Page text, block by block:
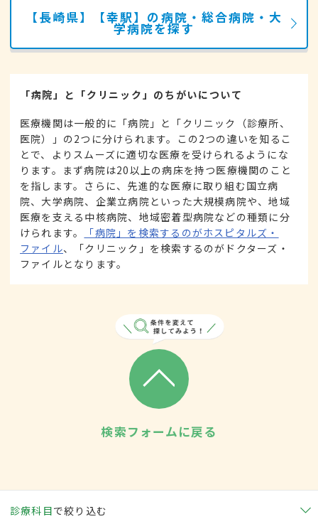
【長崎県】【幸駅】の病院・総合病院・大
学病院を探す
「病院」と「クリニック」のちがいについて
医療機関は一般的に「病院」と「クリニック（診療所、
医院）」の2つに分けられます。この2つの違いを知るこ
とで、よりスムーズに適切な医療を受けられるようにな
ります。まず病院は20以上の病床を持つ医療機関のこと
を指します。さらに、先進的な医療に取り組む国立病
院、大学病院、企業立病院といった大規模病院や、地域
医療を支える中核病院、地域密着型病院などの種類に分
けられます。
「病院」を検索するのがホスピタルズ・
ファイル、「クリニック」を検索するのがドクターズ・
ファイルとなります。
検索フォームに戻る
診療科目で絞り込む